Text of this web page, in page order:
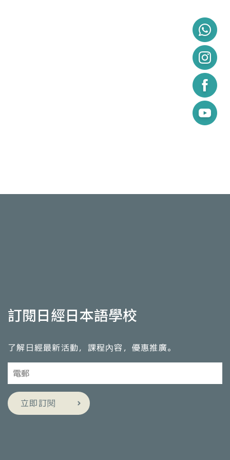
訂閱日經日本語學校
了解日經最新活動，課程內容，優惠推廣。
立即訂閱